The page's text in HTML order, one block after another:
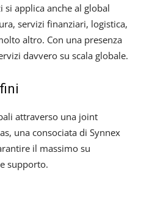
applica anche al global
servizi finanziari, logistica,
altro. Con una presenza
davvero su scala globale.
attraverso una joint
una consociata di Synnex
il massimo su
supporto.